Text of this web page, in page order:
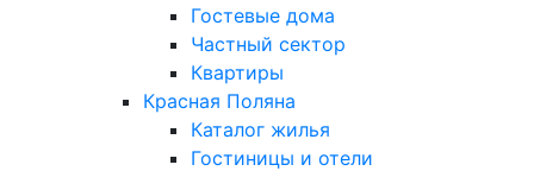
Гостевые дома
Частный сектор
Квартиры
Красная Поляна
Каталог жилья
Гостиницы и отели